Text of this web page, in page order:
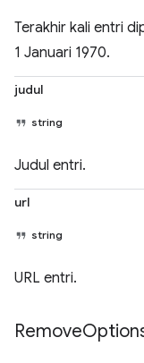
Terakhir kali entri
1 Januari 1970.
judul
string
Judul entri.
url
string
URL entri.
Remove